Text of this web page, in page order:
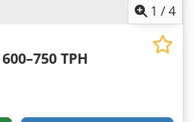
1 /4
600–750 TPH